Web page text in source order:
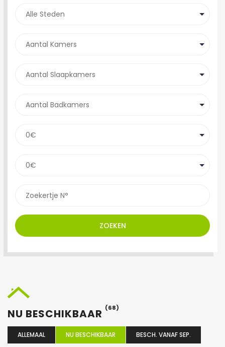
ZOEKEN
NU BESCHIKBAAR (68)
ALLEMAAL NU BESCHIKBAAR BESCH. VANAF SEP.